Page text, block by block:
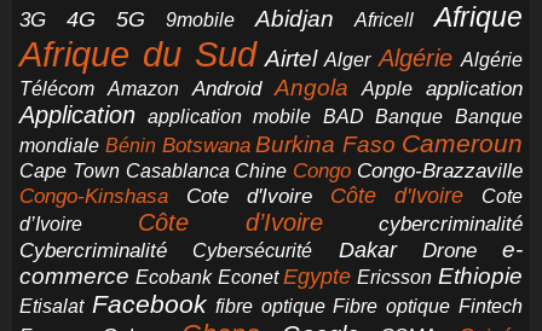
3G 4G 5G 9mobile Abidjan Africell Afrique
Afrique du Sud Airtel Alger Algérie Algérie
Télécom
Amazon Android Angola Apple application
Application application mobile BAD Banque Banque
mondiale Bénin Botswana Burkina Faso Cameroun
Cape Town Casablanca Chine Congo Congo-Brazzaville
Congo-Kinshasa Cote d'Ivoire Côte d'Ivoire
Cote
d’Ivoire
Côte d’Ivoire
cybercriminalité
Cybercriminalité
Cybersécurité Dakar Drone
e-
commerce Ecobank Econet Egypte Ericsson Ethiopie
Etisalat Facebook fibre optique Fibre optique Fintech